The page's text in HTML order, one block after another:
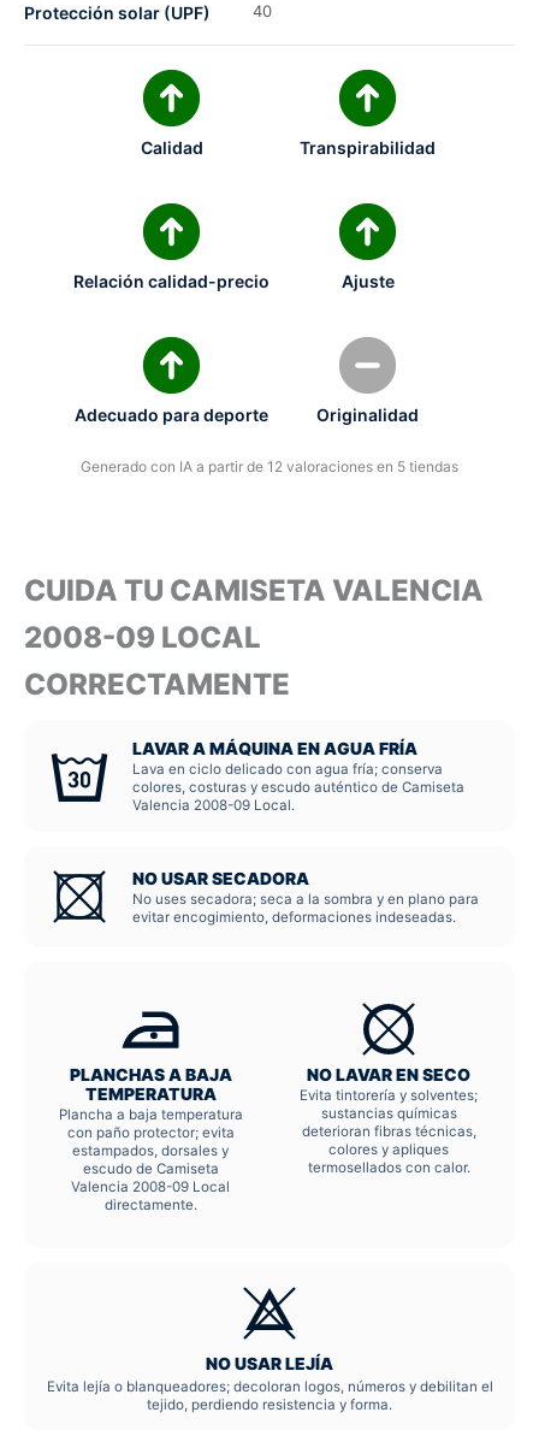
Protección solar (UPF) 40
Calidad Transpirabilidad
Relación calidad-precio Ajuste
Adecuado para deporte Originalidad
Generado con IA a partir de 12 valoraciones en 5 tiendas
CUIDA TU CAMISETA VALENCIA
2008-09 LOCAL
CORRECTAMENTE
LAVAR A MÁQUINA EN AGUA FRÍA
Lava en ciclo delicado con agua fría; conserva
colores, costuras y escudo auténtico de Camiseta
Valencia 2008-09 Local.
NO USAR SECADORA
No uses secadora; seca a la sombra y en plano para
evitar encogimiento, deformaciones indeseadas.
PLANCHAS A BAJA
TEMPERATURA
Plancha a baja temperatura
con paño protector; evita
estampados, dorsales y
escudo de Camiseta
Valencia 2008-09 Local
directamente.
NO LAVAR EN SECO
Evita tintorería y solventes;
sustancias químicas
deterioran fibras técnicas,
colores y apliques
termosellados con calor.
NO USAR LEJÍA
Evita lejía o blanqueadores; decoloran logos, números y debilitan el
tejido, perdiendo resistencia y forma.